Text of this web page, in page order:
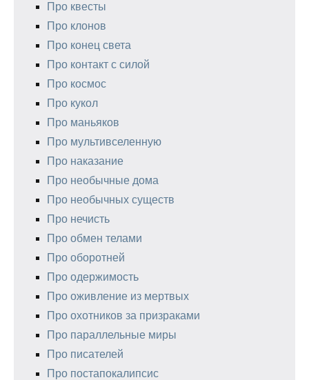
Про квесты
Про клонов
Про конец света
Про контакт с силой
Про космос
Про кукол
Про маньяков
Про мультивселенную
Про наказание
Про необычные дома
Про необычных существ
Про нечисть
Про обмен телами
Про оборотней
Про одержимость
Про оживление из мертвых
Про охотников за призраками
Про параллельные миры
Про писателей
Про постапокалипсис